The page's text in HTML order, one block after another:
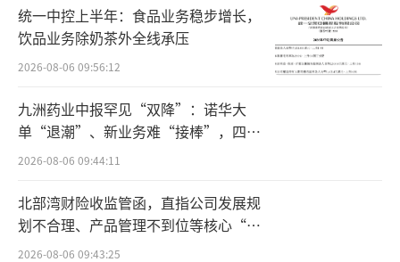
从2012年伦敦奥运会，安踏首次成为中国
体育代表团奥运领奖服，12年间中国体育代表
团领奖服出现在伦敦、索契、里约、平昌、东
京、北京的夏季和冬季奥运赛场上。
两个品牌的对比，李宁远离奥运C位赞助，
安踏接替了李宁的位置。在营收规模上，2023
年营收275.98亿元，不足安踏2023年营收623.5
6亿元的一半。
统一中控上半年：食品业务稳步增长，
饮品业务除奶茶外全线承压
2026-08-06 09:56:12
九洲药业中报罕见“双降”：诺华大
单“退潮”、新业务难“接棒”，四大
难关待闯
2026-08-06 09:44:11
北部湾财险收监管函，直指公司发展规
划不合理、产品管理不到位等核心“痛
点”
2026-08-06 09:43:25